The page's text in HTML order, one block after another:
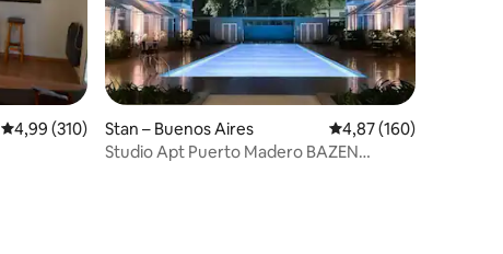
Prosječna ocjena: 4,99/5, recenzija: 310
4,99 (310)
Stan – Buenos Aires Prosječna ocjena:
4,87 (160)
Studio Apt Puerto Madero BAZEN